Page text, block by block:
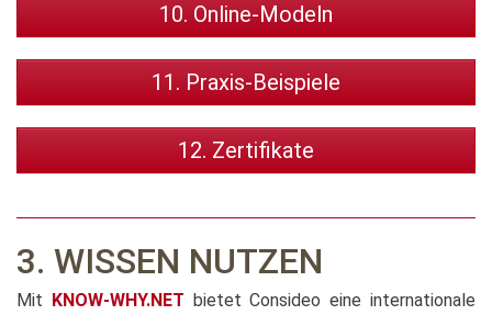
10. Online-Modeln
11. Praxis-Beispiele
12. Zertifikate
3. WISSEN NUTZEN
Mit KNOW-WHY.NET bietet Consideo eine internationale